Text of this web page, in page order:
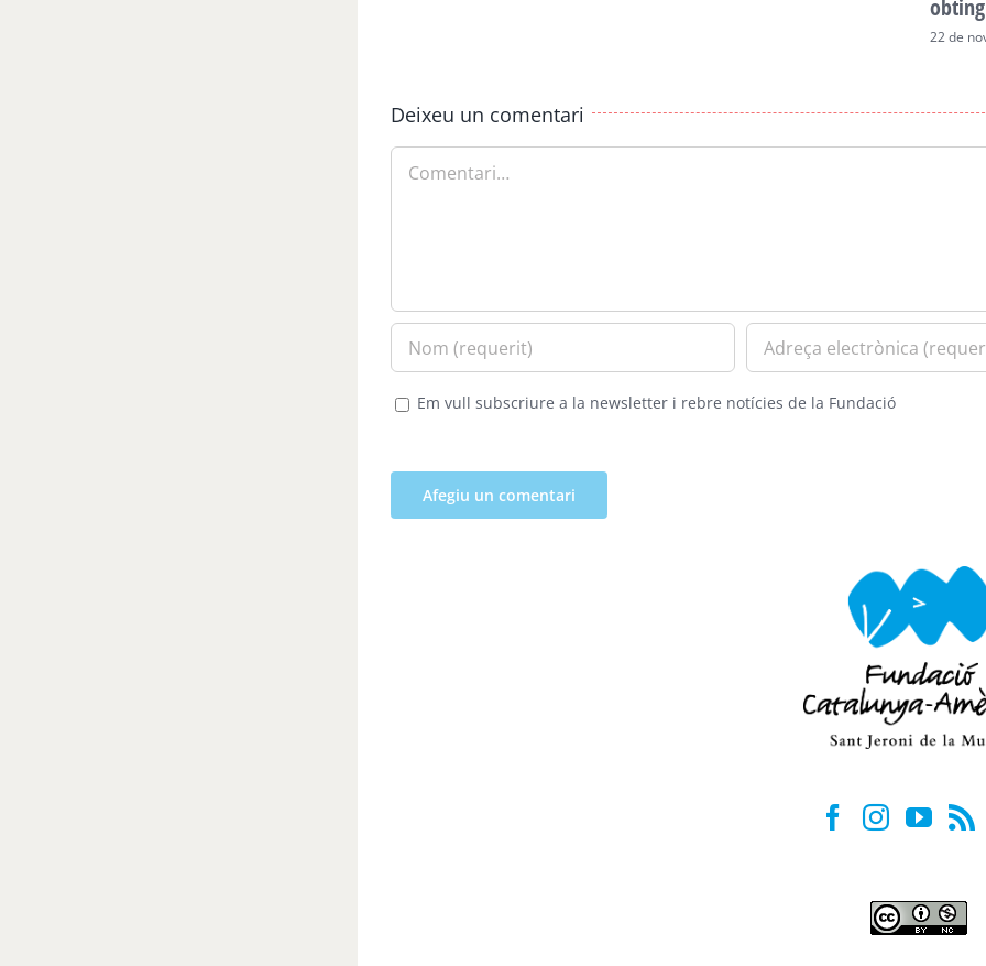
22 de
Deixeu un comentari
Em vull subscriure a la newsletter i rebre notícies de la Fundació